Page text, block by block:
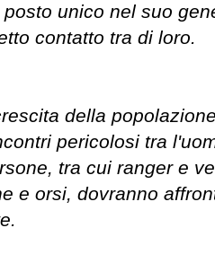
unico nel suo
contatto tra di loro.
della
pericolosi tra
tra cui ranger e
e orsi, dovranno